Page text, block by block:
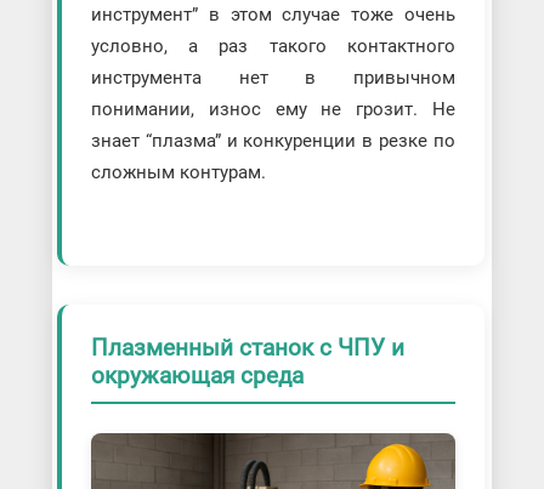
инструмент” в этом случае тоже очень
условно, а раз такого контактного
инструмента нет в привычном
понимании, износ ему не грозит. Не
знает “плазма” и конкуренции в резке по
сложным контурам.
Плазменный станок с ЧПУ и
окружающая среда